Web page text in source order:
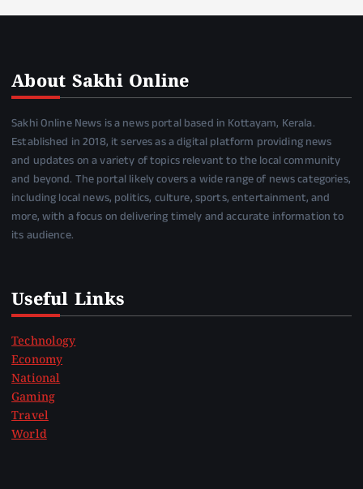
About Sakhi Online
Sakhi Online News is a news portal based in Kottayam, Kerala.
Established in 2018, it serves as a digital platform providing news
and updates on a variety of topics relevant to the local community
and beyond. The portal likely covers a wide range of news categories,
including local news, politics, culture, sports, entertainment, and
more, with a focus on delivering timely and accurate information to
its audience.
Useful Links
Technology
Economy
National
Gaming
Travel
World